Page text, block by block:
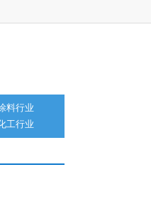
料行业
工行业